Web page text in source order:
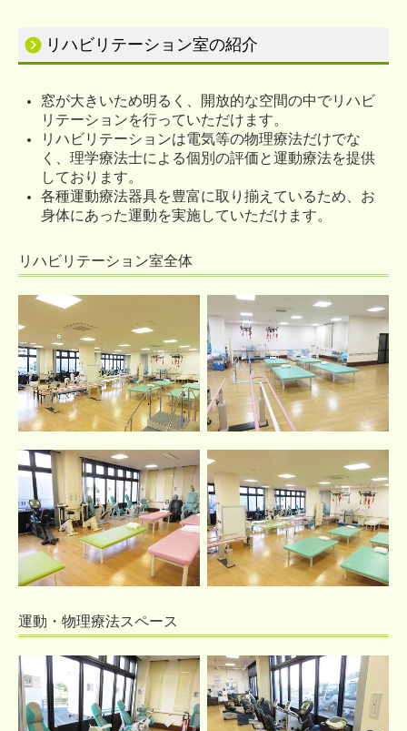
リハビリテーション室の紹介
窓が大きいため明るく、開放的な空間の中でリハビ
リテーションを行っていただけます。
リハビリテーションは電気等の物理療法だけでな
く、理学療法士による個別の評価と運動療法を提供
しております。
各種運動療法器具を豊富に取り揃えているため、お
身体にあった運動を実施していただけます。
リハビリテーション室全体
運動・物理療法スペース